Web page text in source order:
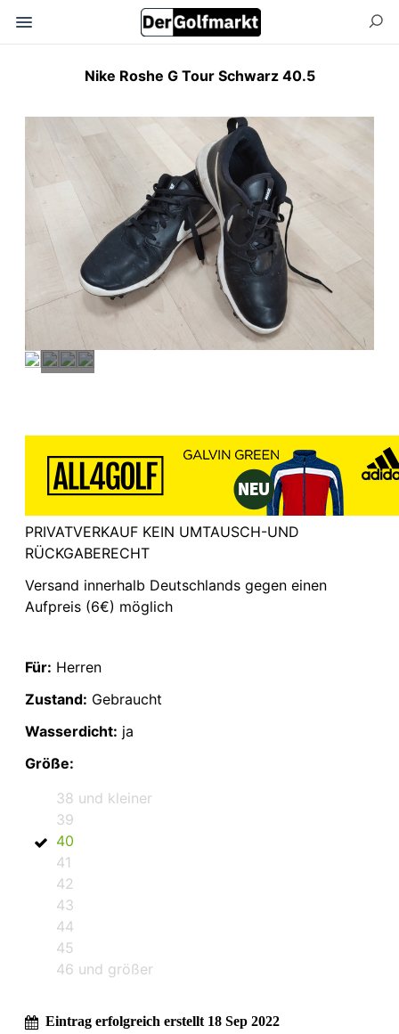
Nike Roshe G Tour Schwarz 40.5
PRIVATVERKAUF KEIN UMTAUSCH-UND
RÜCKGABERECHT
Versand innerhalb Deutschlands gegen einen
Aufpreis (6€) möglich
Für: Herren
Zustand: Gebraucht
Wasserdicht: ja
Größe:
38 und kleiner
39
40
41
42
43
44
45
46 und größer
Eintrag erfolgreich erstellt 18 Sep 2022